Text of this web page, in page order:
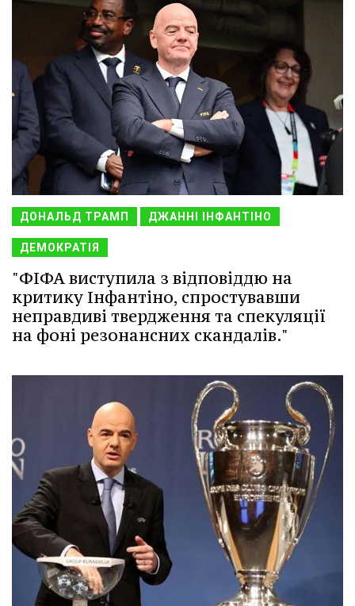
ДОНАЛЬД ТРАМП ДЖАННІ ІНФАНТІНО
ДЕМОКРАТІЯ
"ФІФА виступила з відповіддю на
критику Інфантіно, спростувавши
неправдиві твердження та спекуляції
на фоні резонансних скандалів."